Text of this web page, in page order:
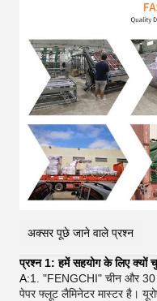
अक्सर पूछे जाने वाले प्रश्न
प्रश्न 1: हमें सहयोग के लिए क्यों
A:1. "FENGCHI" चीन और 30
पेपर फ्लूट लैमिनेटर मास्टर है।